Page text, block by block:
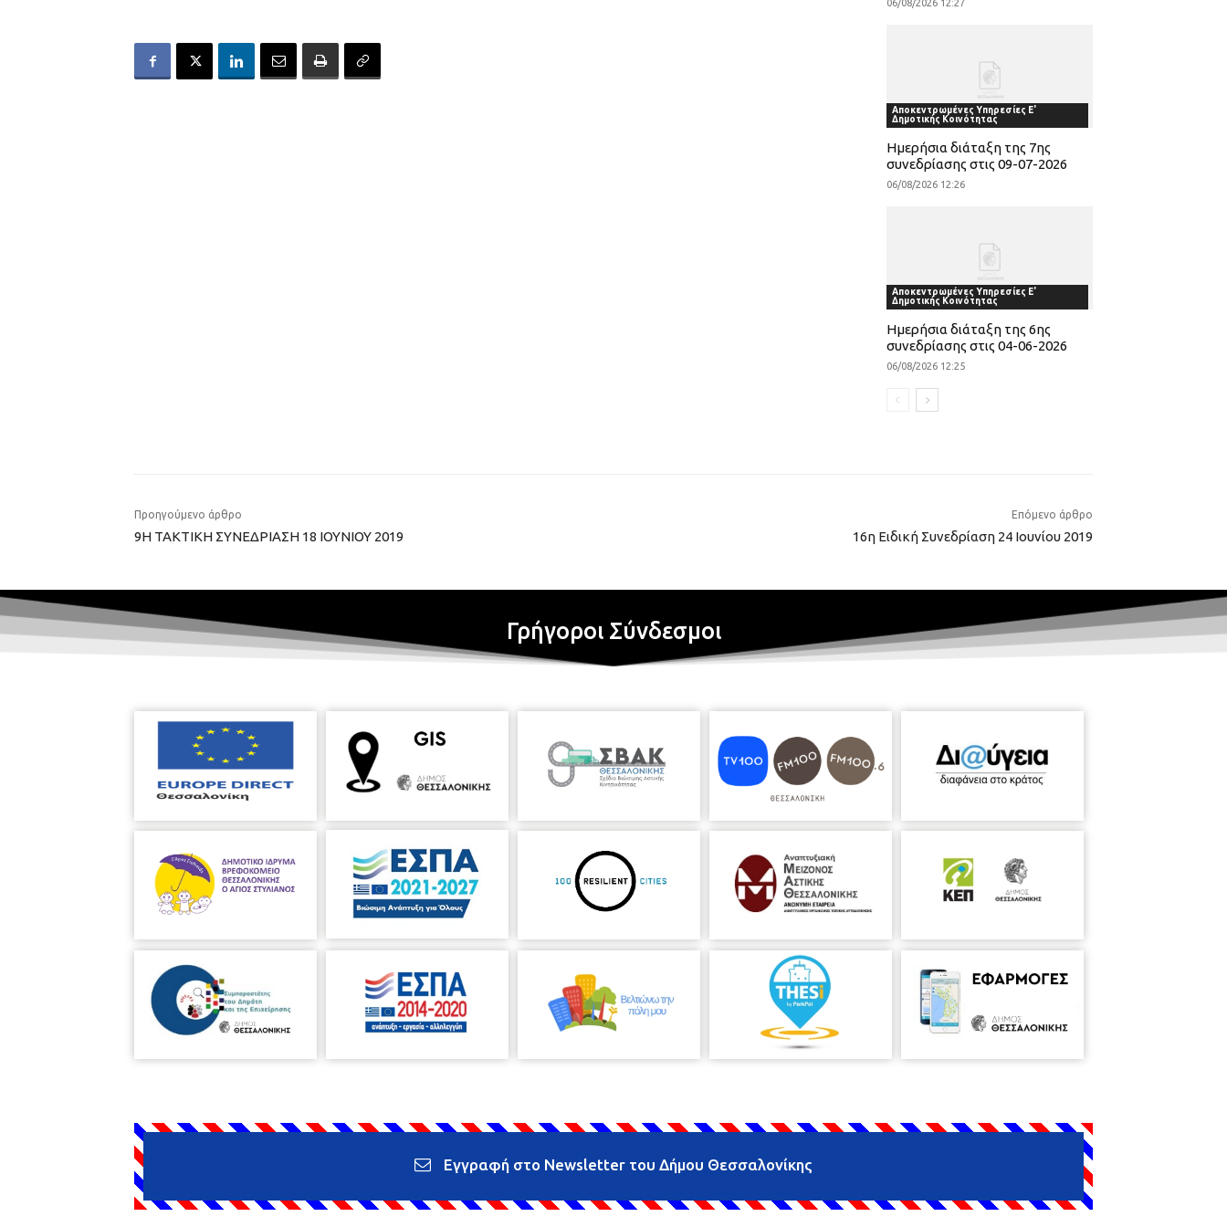
06/08/2026 12:27
Αποκεντρωμένες Υπηρεσίες Ε'
Δημοτικής Κοινότητας
Ημερήσια διάταξη της 7ης
συνεδρίασης στις 09-07-2026
06/08/2026 12:26
Αποκεντρωμένες Υπηρεσίες Ε'
Δημοτικής Κοινότητας
Ημερήσια διάταξη της 6ης
συνεδρίασης στις 04-06-2026
06/08/2026 12:25
Προηγούμενο άρθρο
9Η ΤΑΚΤΙΚΗ ΣΥΝΕΔΡΙΑΣΗ 18 ΙΟΥΝΙΟΥ 2019
Επόμενο άρθρο
16η Ειδική Συνεδρίαση 24 Ιουνίου 2019
Γρήγοροι Σύνδεσμοι
Εγγραφή στο Newsletter του Δήμου Θεσσαλονίκης